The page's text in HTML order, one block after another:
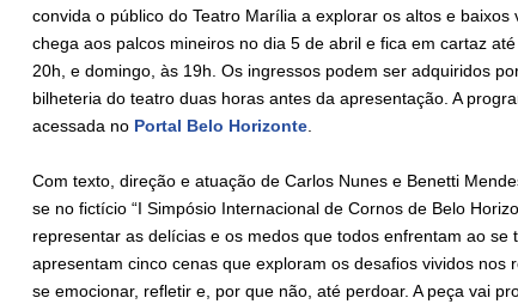
convida o público do Teatro Marília a explorar os altos e
chega aos palcos mineiros no dia 5 de abril e fica em cartaz
20h, e domingo, às 19h. Os ingressos podem ser adquiridos
bilheteria do teatro duas horas antes da apresentação. A
acessada no Portal Belo Horizonte.
Com texto, direção e atuação de Carlos Nunes e Benetti
se no fictício “I Simpósio Internacional de Cornos de Belo
representar as delícias e os medos que todos enfrentam ao
apresentam cinco cenas que exploram os desafios vividos
se emocionar, refletir e, por que não, até perdoar. A peça vai